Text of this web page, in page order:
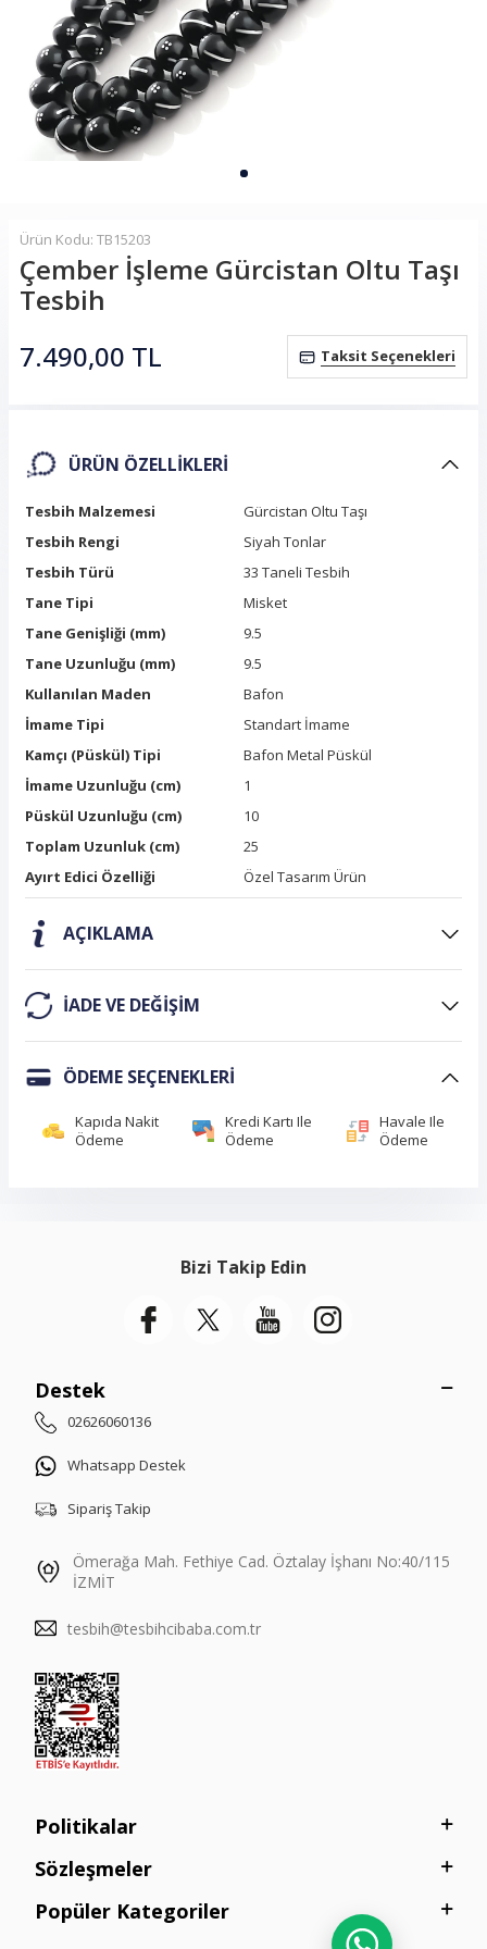
Ürün Kodu: TB15203
Çember İşleme Gürcistan Oltu Taşı
Tesbih
7.490,00 TL Taksit Seçenekleri
ÜRÜN ÖZELLIKLERI
Tesbih Malzemesi
Gürcistan Oltu Taşı
Tesbih Rengi
Siyah Tonlar
Tesbih Türü
33 Taneli Tesbih
Tane Tipi
Misket
Tane Genişliği (mm)
9.5
Tane Uzunluğu (mm)
9.5
Kullanılan Maden
Bafon
İmame Tipi
Standart İmame
Kamçı (Püskül) Tipi
Bafon Metal Püskül
İmame Uzunluğu (cm)
1
Püskül Uzunluğu (cm)
10
Toplam Uzunluk (cm)
25
Ayırt Edici Özelliği
Özel Tasarım Ürün
AÇIKLAMA
IADE VE DEĞIŞIM
ÖDEME SEÇENEKLERI
Kapıda Nakit
Ödeme
Kredi Kartı Ile
Ödeme
Havale Ile
Ödeme
Bizi Takip Edin
Destek
02626060136
Whatsapp Destek
Sipariş Takip
Ömerağa Mah. Fethiye Cad. Öztalay İşhanı No:40/115
İZMİT
tesbih@tesbihcibaba.com.tr
Politikalar
Sözleşmeler
Popüler Kategoriler